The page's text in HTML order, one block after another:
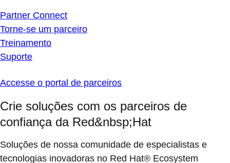
Partner Connect
Torne-se um parceiro
Treinamento
Suporte
Accesse o portal de parceiros
Crie soluções com os parceiros de
confiança da Red&nbsp;Hat
Soluções de nossa comunidade de especialistas e
tecnologias inovadoras no Red Hat® Ecosystem